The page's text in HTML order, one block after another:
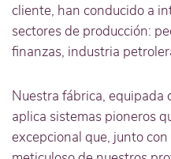
cliente, han conducido a
sectores de producción:
finanzas, industria
Nuestra fábrica, equipada
aplica sistemas pioneros
excepcional que, junto